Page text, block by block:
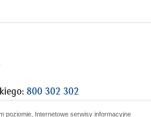
800 302 302
poziomie, Internetowe serwisy informacyjne